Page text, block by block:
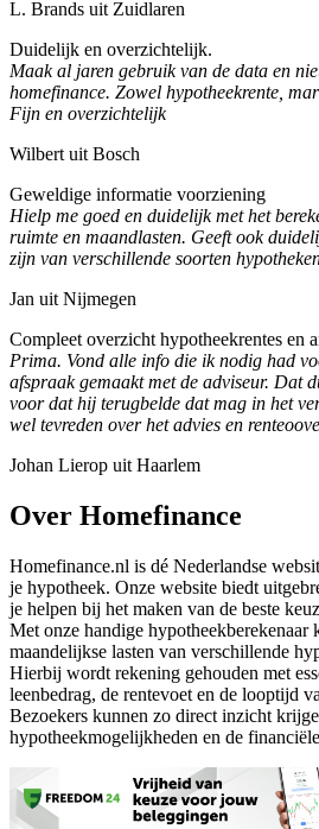
L. Brands uit Zuidlaren
Duidelijk en overzichtelijk.
Maak al jaren gebruik van de data en
homefinance. Zowel hypotheekrente,
Fijn en overzichtelijk
Wilbert uit Bosch
Geweldige informatie voorziening
Hielp me goed en duidelijk met het
ruimte en maandlasten. Geeft ook
zijn van verschillende soorten
Jan uit Nijmegen
Compleet overzicht hypotheekrentes en
Prima. Vond alle info die ik nodig had
afspraak gemaakt met de adviseur. Dat
voor dat hij terugbelde dat mag in het
wel tevreden over het advies en
Johan Lierop uit Haarlem
Over Homefinance
Homefinance.nl is dé Nederlandse
je hypotheek. Onze website biedt
je helpen bij het maken van de beste
Met onze handige hypotheekberekenaar
maandelijkse lasten van verschillende
Hierbij wordt rekening gehouden met
leenbedrag, de rentevoet en de looptijd
Bezoekers kunnen zo direct inzicht
hypotheekmogelijkheden en de